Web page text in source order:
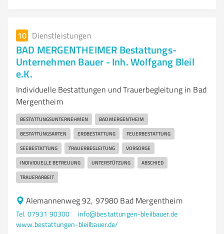
10 Dienstleistungen
BAD MERGENTHEIMER Bestattungs-
Unternehmen Bauer - Inh. Wolfgang Bleil
e.K.
Individuelle Bestattungen und Trauerbegleitung in Bad
Mergentheim
BESTATTUNGSUNTERNEHMEN BAD MERGENTHEIM
BESTATTUNGSARTEN ERDBESTATTUNG FEUERBESTATTUNG
SEEBESTATTUNG TRAUERBEGLEITUNG VORSORGE
INDIVIDUELLE BETREUUNG UNTERSTÜTZUNG ABSCHIED
TRAUERARBEIT
Alemannenweg 92, 97980 Bad Mergentheim
Tel. 07931 90300
info@bestattungen-bleilbauer.de
www.bestattungen-bleilbauer.de/